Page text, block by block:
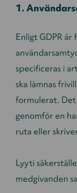
1.
Enligt GDPR
specificeras i
ska lämnas
formulerat. Det
genomför en
ruta eller
Lyyti
medgivanden